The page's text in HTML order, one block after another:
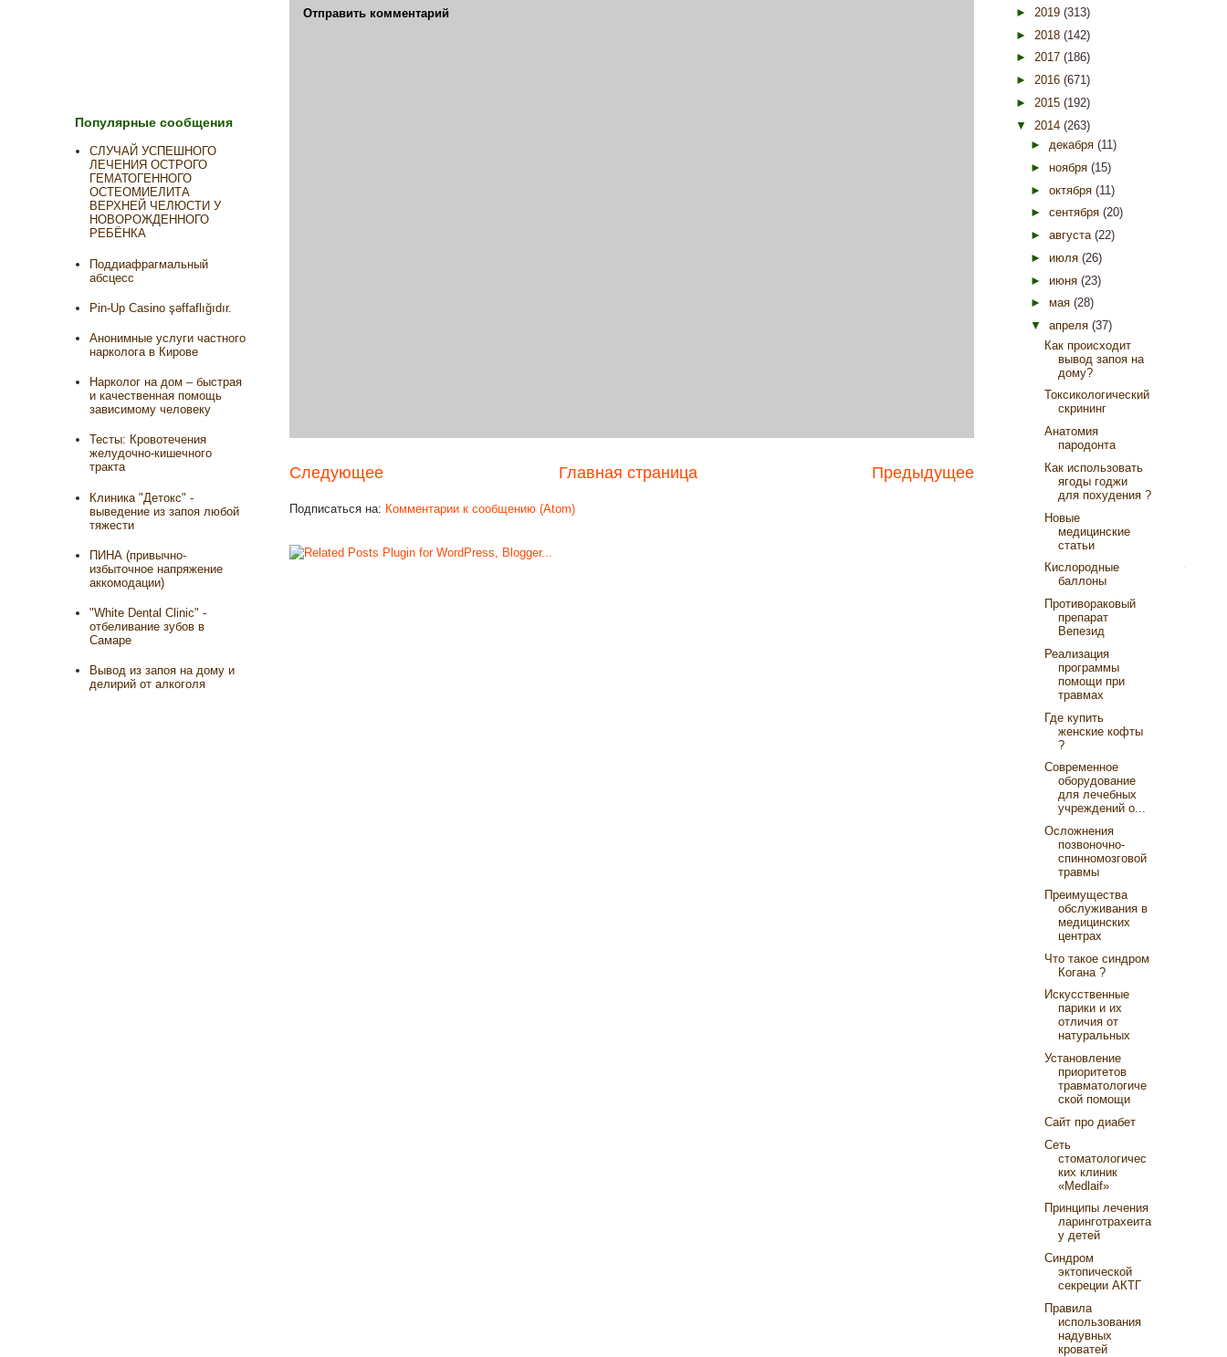
Отправить комментарий
Следующее Предыдущее
Главная страница
Подписаться на: Комментарии к сообщению (Atom)
Популярные сообщения
СЛУЧАЙ УСПЕШНОГО
ЛЕЧЕНИЯ ОСТРОГО
ГЕМАТОГЕННОГО
ОСТЕОМИЕЛИТА
ВЕРХНЕЙ ЧЕЛЮСТИ У
НОВОРОЖДЕННОГО
РЕБЁНКА
Поддиафрагмальный
абсцесс
Pin-Up Casino şəffaflığıdır.
Анонимные услуги частного
нарколога в Кирове
Нарколог на дом – быстрая
и качественная помощь
зависимому человеку
Тесты: Кровотечения
желудочно-кишечного
тракта
Клиника "Детокс" -
выведение из запоя любой
тяжести
ПИНА (привычно-
избыточное напряжение
аккомодации)
"White Dental Clinic" -
отбеливание зубов в
Самаре
Вывод из запоя на дому и
делирий от алкоголя
► 2019 (313)
► 2018 (142)
► 2017 (186)
► 2016 (671)
► 2015 (192)
▼ 2014 (263)
► декабря (11)
► ноября (15)
► октября (11)
► сентября (20)
► августа (22)
► июля (26)
► июня (23)
► мая (28)
▼ апреля (37)
Как происходит
вывод запоя на
дому?
Токсикологический
скрининг
Анатомия
пародонта
Как использовать
ягоды годжи
для похудения ?
Новые
медицинские
статьи
Кислородные
баллоны
Противораковый
препарат
Вепезид
Реализация
программы
помощи при
травмах
Где купить
женские кофты
?
Современное
оборудование
для лечебных
учреждений о...
Осложнения
позвоночно-
спинномозговой
травмы
Преимущества
обслуживания в
медицинских
центрах
Что такое синдром
Когана ?
Искусственные
парики и их
отличия от
натуральных
Установление
приоритетов
травматологиче
ской помощи
Cайт про диабет
Сеть
стоматологичес
ких клиник
«Medlaif»
Принципы лечения
ларинготрахеита
у детей
Синдром
эктопической
секреции АКТГ
Правила
использования
надувных
кроватей